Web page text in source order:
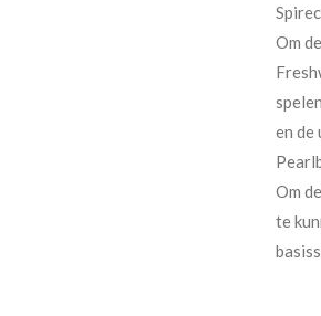
Om
en
Om
te